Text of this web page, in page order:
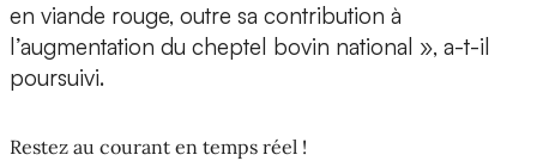
en viande rouge, outre sa contribution à
l’augmentation du cheptel bovin national », a-t-il
poursuivi.
Restez au courant en temps réel !